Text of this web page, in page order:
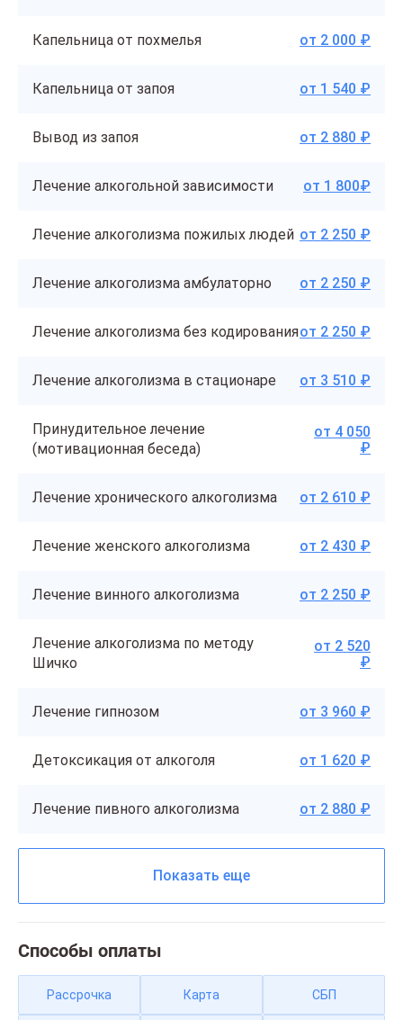
Капельница от похмелья от 2 000 ₽
Капельница от запоя от 1 540 ₽
Вывод из запоя от 2 880 ₽
Лечение алкогольной зависимости от 1 800₽
Лечение алкоголизма пожилых людей от 2 250 ₽
Лечение алкоголизма амбулаторно от 2 250 ₽
Лечение алкоголизма без кодированияот 2 250 ₽
Лечение алкоголизма в стационаре от 3 510 ₽
Принудительное лечение
(мотивационная беседа)
от 4 050
₽
Лечение хронического алкоголизма от 2 610 ₽
Лечение женского алкоголизма от 2 430 ₽
Лечение винного алкоголизма от 2 250 ₽
Лечение алкоголизма по методу
Шичко
от 2 520
₽
Лечение гипнозом от 3 960 ₽
Детоксикация от алкоголя от 1 620 ₽
Лечение пивного алкоголизма от 2 880 ₽
Показать еще
Способы оплаты
Рассрочка Карта СБП